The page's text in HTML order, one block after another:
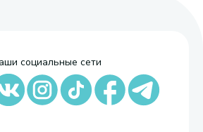
социальные сети